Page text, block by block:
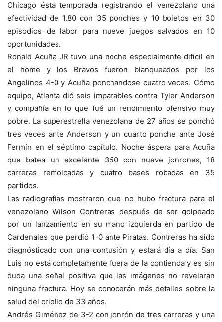
Chicago ésta temporada registrando el venezolano una
efectividad de 1.80 con 35 ponches y 10 boletos en 30
episodios de labor para nueve juegos salvados en 10
oportunidades.
Ronald Acuña JR tuvo una noche especialmente difícil en
el home y los Bravos fueron blanqueados por los
Angelinos 4-0 y Acuña ponchandose cuatro veces. Cómo
equipo, Atlanta dió seis imparables contra Tyler Anderson
y compañía en lo que fué un rendimiento ofensivo muy
pobre. La superestrella venezolana de 27 años se ponchó
tres veces ante Anderson y un cuarto ponche ante José
Fermín en el séptimo capítulo. Noche áspera para Acuña
que batea un excelente 350 con nueve jonrones, 18
carreras remolcadas y cuatro bases robadas en 35
partidos.
Las radiografías mostraron que no hubo fractura para el
venezolano Wilson Contreras después de ser golpeado
por un lanzamiento en su mano izquierda en partido de
Cardenales que perdió 1-0 ante Piratas. Contreras ha sido
diagnósticado con una contusión y estará día a día. San
Luis no está completamente fuera de la contienda y es sin
duda una señal positiva que las imágenes no revelaran
ninguna fractura. Hoy se conocerán más detalles sobre la
salud del criollo de 33 años.
Andrés Giménez de 3-2 con jonrón de tres carreras y una